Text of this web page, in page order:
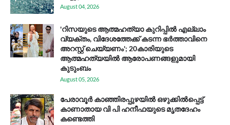
August 04, 2026
'റിസയുടെ ആത്മഹത്യാ കുറിപ്പിൽ എല്ലാം
വ്യക്തം, വിദേശത്തേക്ക് കടന്ന ഭർത്താവിനെ
അറസ്റ്റ് ചെയ്യണം'; 20കാരിയുടെ
ആത്മഹത്യയിൽ ആരോപണങ്ങളുമായി
കുടുംബം
August 05, 2026
പേരാവൂർ കാഞ്ഞിരപ്പുഴയിൽ ഒഴുക്കിൽപ്പെട്ട്
കാണാതായ വി പി ഹനീഫയുടെ മൃതദേഹം
കണ്ടെത്തി